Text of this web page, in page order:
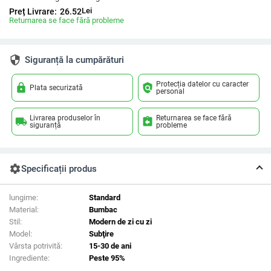
Preț Livrare: 26.52Lei
Returnarea se face fără probleme
security Siguranță la cumpărături
lock Plata securizată policy Protecția datelor cu caracter
personal
local_shipping Livrarea produselor în
siguranță
assignment_return Returnarea se face fără
probleme
settingsSpecificații produs
lungime:
Standard
Material:
Bumbac
Stil:
Modern de zi cu zi
Model:
Subţire
Vârsta potrivită:
15-30 de ani
Ingrediente:
Peste 95%